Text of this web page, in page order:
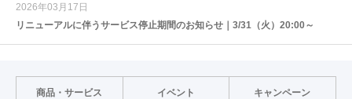
2026年03月17日
リニューアルに伴うサービス停止期間のお知らせ｜3/31（火）20:00～
商品・サービス イベント キャンペーン